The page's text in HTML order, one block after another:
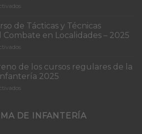
en
de
Patrullas
de
Infantería
Concepción”
de Tácticas y Técnicas
Combate en Localidades – 2025
en
del
Curso
de
Tácticas
Aplicativas
de los cursos regulares de la
2025
en
terreno
DE INFANTERÍA